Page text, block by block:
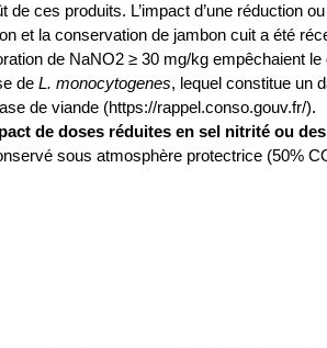
ces produits. L’impact d’une réduction
et la conservation de jambon cuit a été
de NaNO2 ≥ 30 mg/kg empêchaient
de L. monocytogenes, lequel constitue un
de viande (https://rappel.conso.gouv.fr/).
de doses réduites en sel nitrité ou
sous atmosphère protectrice (50%